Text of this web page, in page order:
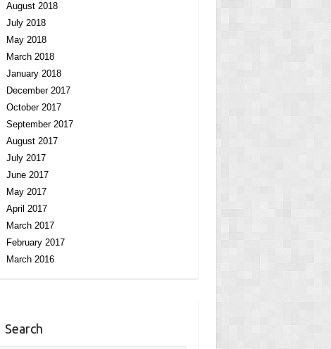
August 2018
July 2018
May 2018
March 2018
January 2018
December 2017
October 2017
September 2017
August 2017
July 2017
June 2017
May 2017
April 2017
March 2017
February 2017
March 2016
Search